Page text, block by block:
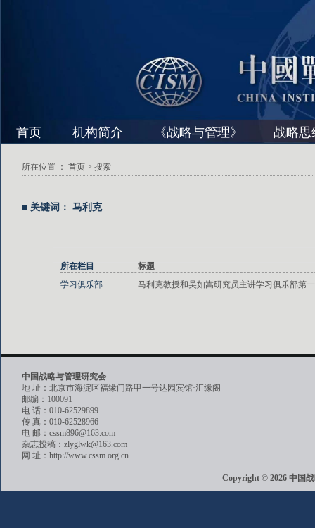
首页 机构简介 《战略与管理》 战略思
所在位置 ： 首页 > 搜索
■ 关键词： 马利克
所在栏目
标题
学习俱乐部
马利克教授和吴如嵩研究员主讲学习俱乐部第
中国战略与管理研究会
地 址：北京市海淀区福缘门路甲一号达园宾馆·汇缘阁
邮编：100091
电 话：010-62529899
传 真：010-62528966
电 邮：cssm896@163.com
杂志投稿：zlyglwk@163.com
网 址：http://www.cssm.org.cn
Copyright © 2026 中国